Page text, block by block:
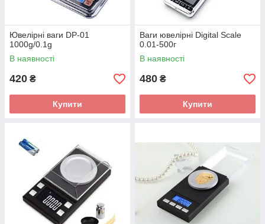
Ювелірні ваги DP-01
1000g/0.1g
В наявності
420 ₴
Купити
Ваги ювелірні Digital Scale
0.01-500г
В наявності
480 ₴
Купити